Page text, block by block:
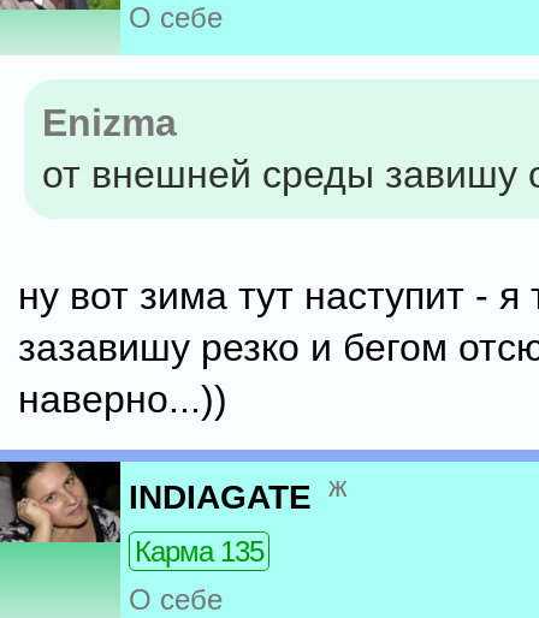
О себе
Enizma
от внешней среды завишу
ну вот зима тут наступит - я
зазавишу резко и бегом
наверно...))
INDIAGATE ж
Карма 135
О себе